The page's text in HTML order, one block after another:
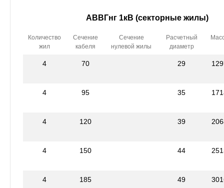
АВВГнг 1кВ (секторные жилы)
Количество
жил
Сечение
кабеля
Сечение
нулевой жилы
Расчетный
диаметр
4 70 29
4 95 35
4 120 39
4 150 44
4 185 49